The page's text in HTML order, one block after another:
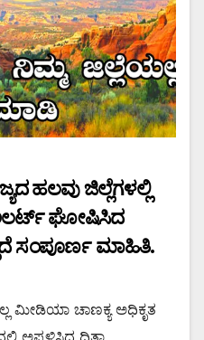
ಹಲವು ಜಿಲ್ಲೆಗಳಲ್ಲಿ
ಘೋಷಿಸಿದ
ಸಂಪೂರ್ಣ ಮಾಹಿತಿ.
ಮೀಡಿಯಾ ಚಾಣಕ್ಯ ಅಧಿಕೃತ
ಅಪ್ಪಳಿಸಿದ ದಿತ್ವಾ